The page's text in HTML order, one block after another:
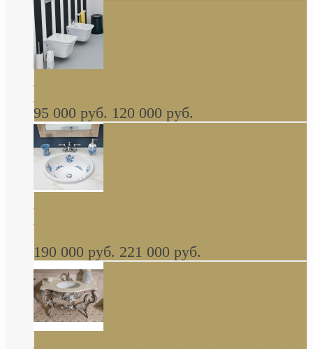
навесное КОМПЛЕКТ
95 000 руб. 120 000 руб.
Decorated Bathroom раковина овальная
встраиваемая для ванной с рисунком синяя
роза В НАЛИЧИИ
190 000 руб. 221 000 руб.